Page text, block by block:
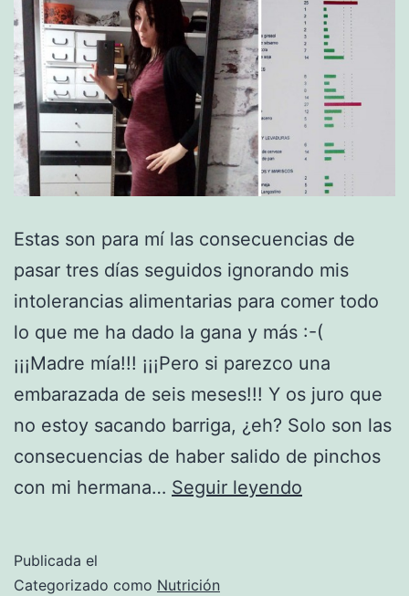
Estas son para mí las consecuencias de
pasar tres días seguidos ignorando mis
intolerancias alimentarias para comer todo
lo que me ha dado la gana y más :-(
¡¡¡Madre mía!!! ¡¡¡Pero si parezco una
embarazada de seis meses!!! Y os juro que
no estoy sacando barriga, ¿eh? Solo son las
consecuencias de haber salido de pinchos
con mi hermana… Seguir leyendo
Publicada el
Categorizado como Nutrición